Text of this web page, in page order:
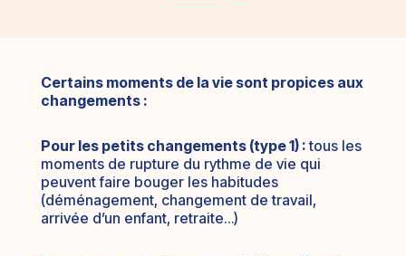
Certains moments de la vie sont propices aux
changements :
Pour les petits changements (type 1) :tous les
moments de rupture du rythme de vie qui
peuvent faire bouger les habitudes
(déménagement, changement de travail,
arrivée d’un enfant, retraite…)